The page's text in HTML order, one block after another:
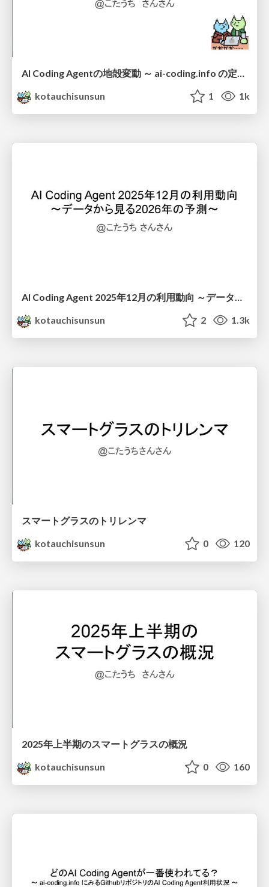
AI Coding Agentの地殻変動 ～ ai-coding.info の定点観測 ～
kotauchisunsun
1 1k
kotauchisunsun
2 1.3k
スマートグラスのトリレンマ
kotauchisunsun
0 120
2025年上半期のスマートグラスの概況
kotauchisunsun
0 160